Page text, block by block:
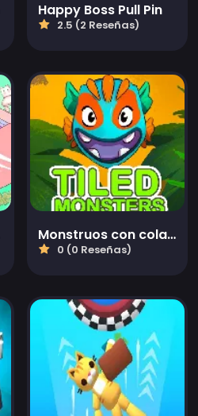
Happy Boss Pull Pin
2.5 (2 Reseñas)
Monstruos con cola — Puzzle
0 (0 Reseñas)